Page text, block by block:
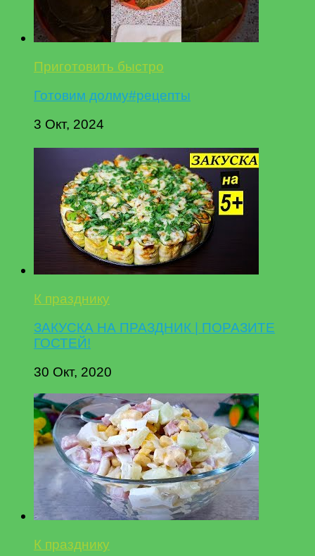
Приготовить быстро
Готовим долму#рецепты
3 Окт, 2024
К празднику
ЗАКУСКА НА ПРАЗДНИК | ПОРАЗИТЕ
ГОСТЕЙ!
30 Окт, 2020
К празднику